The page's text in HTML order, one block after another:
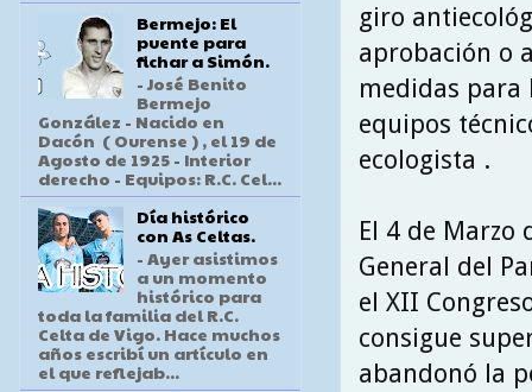
giro
aprobación o
medidas
equipos
ecologista .
El 4 de Marzo
General del
el XII
consigue
abandonó la
Bermejo: El
puente para
fichar a Simón.
- José Benito
Bermejo
González - Nacido en
Dacón ( Ourense ) , el 19 de
Agosto de 1925 - Interior
derecho - Equipos: R.C. Cel...
Día histórico
con As Celtas.
- Ayer asistimos
a un momento
histórico para
toda la familia del R.C.
Celta de Vigo. Hace muchos
años escribí un artículo en
el que reflejab...